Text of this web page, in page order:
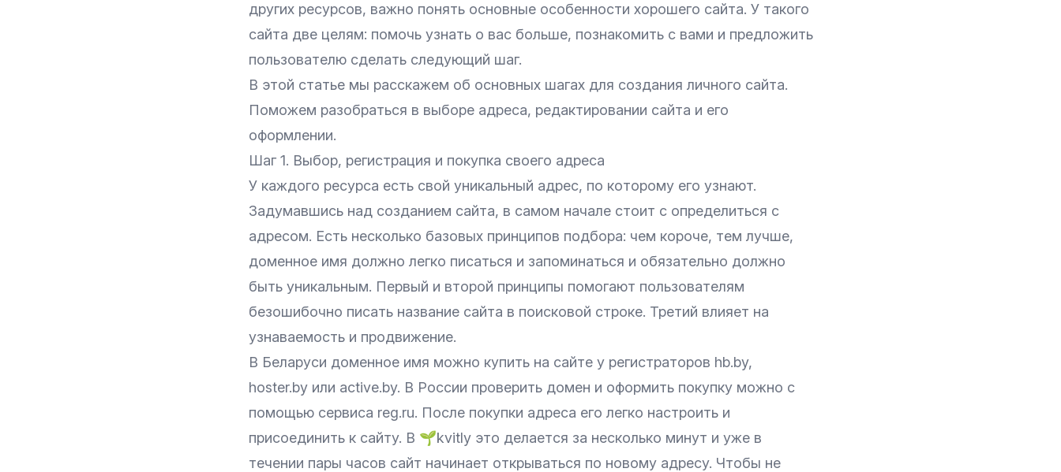
других ресурсов, важно понять основные особенности хорошего сайта. У такого
сайта две целям: помочь узнать о вас больше, познакомить с вами и предложить
пользователю сделать следующий шаг.
В этой статье мы расскажем об основных шагах для создания личного сайта.
Поможем разобраться в выборе адреса, редактировании сайта и его
оформлении.
Шаг 1. Выбор, регистрация и покупка своего адреса
У каждого ресурса есть свой уникальный адрес, по которому его узнают.
Задумавшись над созданием сайта, в самом начале стоит с определиться с
адресом. Есть несколько базовых принципов подбора: чем короче, тем лучше,
доменное имя должно легко писаться и запоминаться и обязательно должно
быть уникальным. Первый и второй принципы помогают пользователям
безошибочно писать название сайта в поисковой строке. Третий влияет на
узнаваемость и продвижение.
В Беларуси доменное имя можно купить на сайте у регистраторов hb.by,
hoster.byили active.by. В России проверить домен и оформить покупку можно с
помощью сервиса reg.ru. После покупки адреса его легко настроить и
присоединить к сайту. В 🌱kvitly это делается за несколько минут и уже в
течении пары часов сайт начинает открываться по новому адресу. Чтобы не